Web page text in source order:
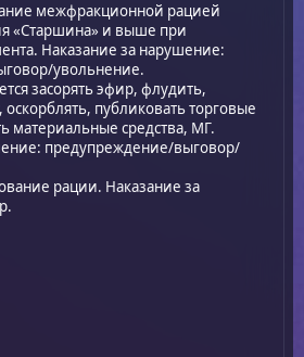
межфракционной рацией
«Старшина» и выше при
Наказание за нарушение:
увольнение.
засорять эфир, флудить,
публиковать торговые
материальные средства, МГ.
предупреждение/выговор/
рации. Наказание за